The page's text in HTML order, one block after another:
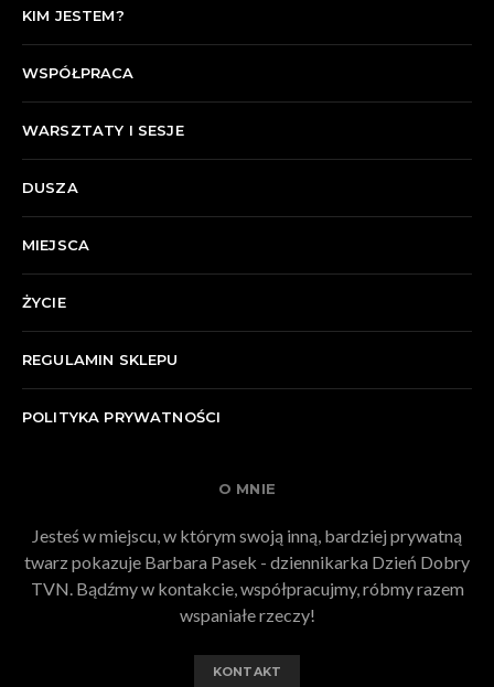
KIM JESTEM?
WSPÓŁPRACA
WARSZTATY I SESJE
DUSZA
MIEJSCA
ŻYCIE
REGULAMIN SKLEPU
POLITYKA PRYWATNOŚCI
O MNIE
Jesteś w miejscu, w którym swoją inną, bardziej prywatną
twarz pokazuje Barbara Pasek - dziennikarka Dzień Dobry
TVN. Bądźmy w kontakcie, współpracujmy, róbmy razem
wspaniałe rzeczy!
KONTAKT